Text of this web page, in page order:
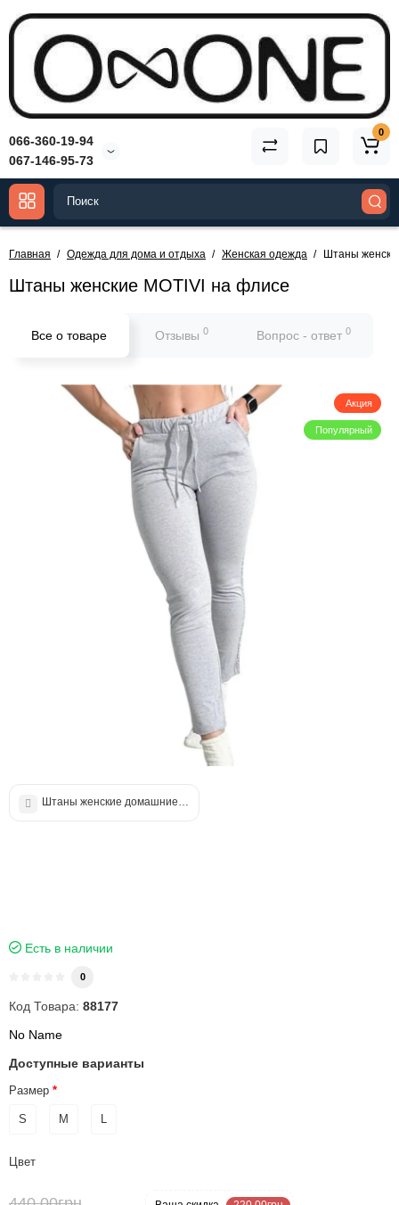
066-360-19-94
067-146-95-73
0
Главная Одежда для дома и отдыха Женская одежда Штаны
Штаны женские MOTIVI на флисе
Все о товаре Отзывы 0 Вопрос - ответ 0
Акция
Популярный
Штаны женские домашние принт
Есть в наличии
0
Код Товара: 88177
No Name
Доступные варианты
Размер
S M L
Цвет